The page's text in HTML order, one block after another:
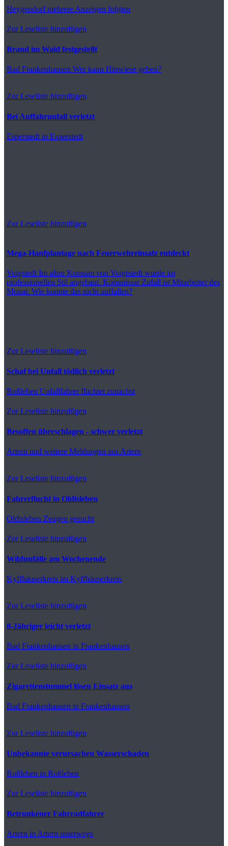
Heygendorfmehrere Anzeigen folgten
Zur Leseliste hinzufügen
Brand im Wald festgestellt
Bad Frankenhausen Wer kann Hinwiese geben?
Zur Leseliste hinzufügen
Bei Auffahrunfall verletzt
Esperstedt in Esperstedt
Zur Leseliste hinzufügen
Mega-Hanfplantage nach Feuerwehreinsatz entdeckt
Voigstedt Im alten Konsum von Voigtstedt wurde im
professionellen Stil angebaut. Kommissar Zufall ist Mitarbeiter des
Monat. Wie konnte das nicht auffallen?
Zur Leseliste hinzufügen
Schaf bei Unfall tödlich verletzt
Roßleben Unfallfahrer flüchtet zunächst
Zur Leseliste hinzufügen
Besoffen überschlagen - schwer verletzt
Artern und weitere Meldungen aus Artern
Zur Leseliste hinzufügen
Fahrerflucht in Oldisleben
Oldisleben Zeugen gesucht
Zur Leseliste hinzufügen
Wildunfälle am Wochenende
Kyffhäuserkreis im Kyffhäuserkreis
Zur Leseliste hinzufügen
8-Jähriger leicht verletzt
Bad Frankenhausen in Frankenhausen
Zur Leseliste hinzufügen
Zigarettenstummel lösen Einsatz aus
Bad Frankenhausen in Frankenhausen
Zur Leseliste hinzufügen
Unbekannte verursachen Wasserschaden
Roßleben in Roßleben
Zur Leseliste hinzufügen
Betrunkener Fahrradfahrer
Artern in Artern unterwegs